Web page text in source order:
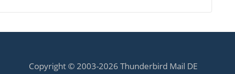
Copyright © 2003-2026 Thunderbird Mail DE